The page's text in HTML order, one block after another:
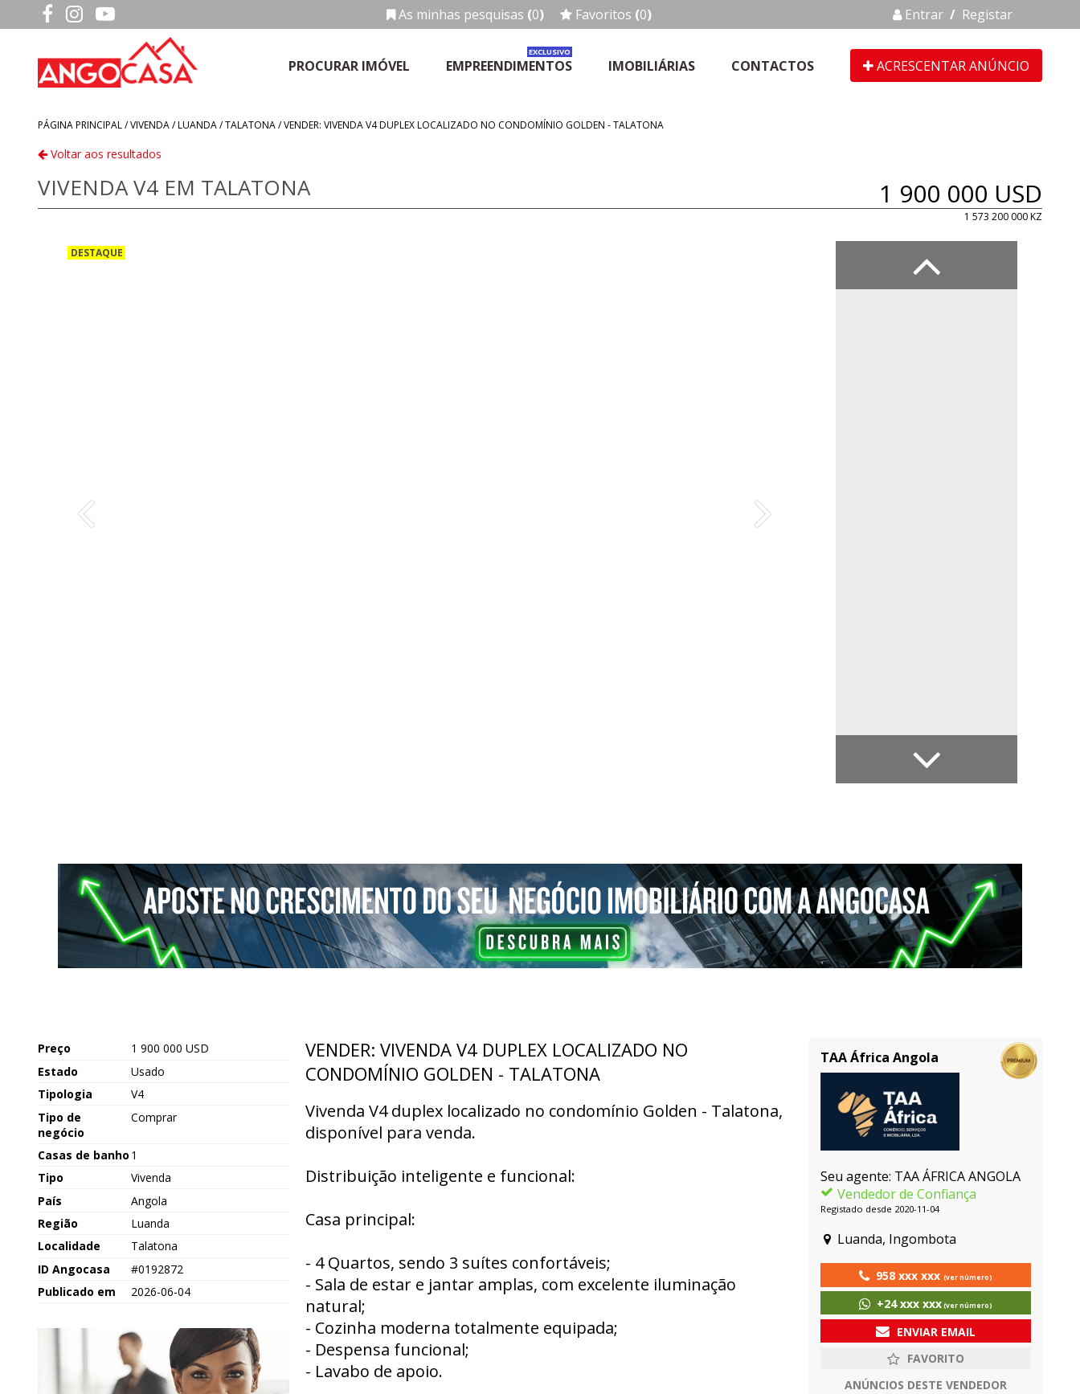
As minhas pesquisas (0) Favoritos (0) Entrar / Registar
PROCURAR IMÓVEL EMPREENDIMENTOS
EXCLUSIVO
IMOBILIÁRIAS CONTACTOS ACRESCENTAR ANÚNCIO
PÁGINA PRINCIPAL /VIVENDA/LUANDA/TALATONA/VENDER: VIVENDA V4 DUPLEX LOCALIZADO NO CONDOMÍNIO GOLDEN - TALATONA
Voltar aos resultados
1 900 000 USD
1 573 200 000 KZ
VIVENDA V4 EM TALATONA
Preço
1 900 000 USD
Estado
Usado
Tipologia
V4
Tipo de
negócio
Comprar
Casas de banho 1
Tipo
Vivenda
País
Angola
Região
Luanda
Localidade
Talatona
ID Angocasa
#0192872
Publicado em
2026-06-04
VENDER: VIVENDA V4 DUPLEX LOCALIZADO NO
CONDOMÍNIO GOLDEN - TALATONA
Vivenda V4 duplex localizado no condomínio Golden - Talatona,
disponível para venda.
Distribuição inteligente e funcional:
Casa principal:
- 4 Quartos, sendo 3 suítes confortáveis;
- Sala de estar e jantar amplas, com excelente iluminação
natural;
- Cozinha moderna totalmente equipada;
- Despensa funcional;
- Lavabo de apoio.
TAA África Angola
Seu agente: TAA ÁFRICA ANGOLA
Vendedor de Confiança
Registado desde 2020-11-04
Luanda, Ingombota
958 xxx xxx(ver número)
+24 xxx xxx(ver número)
ENVIAR EMAIL
ANÚNCIOS DESTE VENDEDOR